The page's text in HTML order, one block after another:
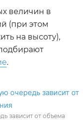
величин в
(при этом
на высоту),
.
зависит от объема